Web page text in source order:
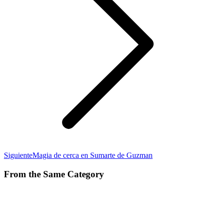
SiguientePublicación
Magia de cerca en Sumarte de Guzman
From the Same Category